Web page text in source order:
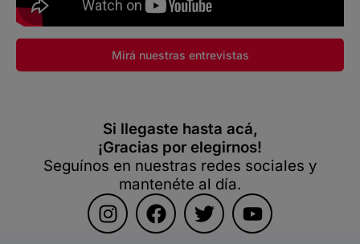
Mirá nuestras entrevistas
Si llegaste hasta acá,
¡Gracias por elegirnos!
Seguínos en nuestras redes sociales y
mantenéte al día.